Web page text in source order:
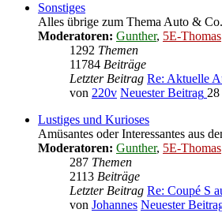
Sonstiges
Alles übrige zum Thema Auto & Co.
Moderatoren: Gunther, 5E-Thomas
1292 Themen
11784 Beiträge
Letzter Beitrag Re: Aktuelle
von 220v Neuester Beitrag 28
Lustiges und Kurioses
Amüsantes oder Interessantes aus
Moderatoren: Gunther, 5E-Thomas
287 Themen
2113 Beiträge
Letzter Beitrag Re: Coupé S
von Johannes Neuester